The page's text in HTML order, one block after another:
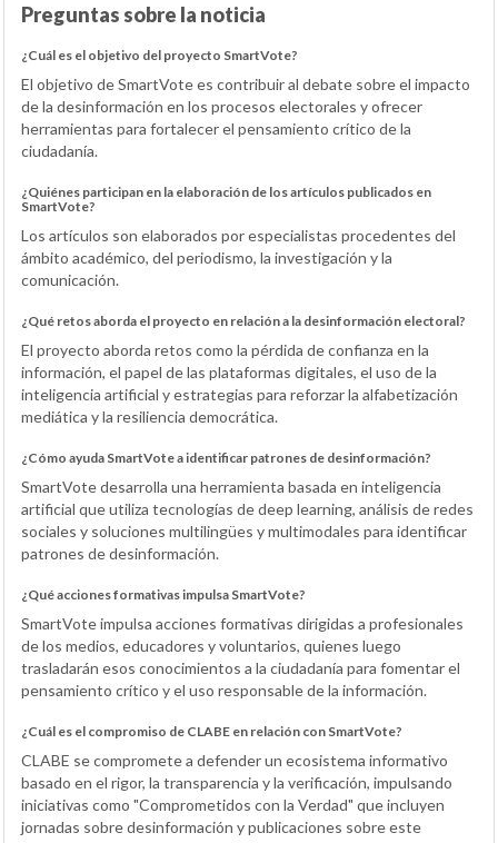
Preguntas sobre la noticia
¿Cuál es el objetivo del proyecto SmartVote?
El objetivo de SmartVote es contribuir al debate sobre el impacto
de la desinformación en los procesos electorales y ofrecer
herramientas para fortalecer el pensamiento crítico de la
ciudadanía.
¿Quiénes participan en la elaboración de los artículos publicados en
SmartVote?
Los artículos son elaborados por especialistas procedentes del
ámbito académico, del periodismo, la investigación y la
comunicación.
¿Qué retos aborda el proyecto en relación a la desinformación electoral?
El proyecto aborda retos como la pérdida de confianza en la
información, el papel de las plataformas digitales, el uso de la
inteligencia artificial y estrategias para reforzar la alfabetización
mediática y la resiliencia democrática.
¿Cómo ayuda SmartVote a identificar patrones de desinformación?
SmartVote desarrolla una herramienta basada en inteligencia
artificial que utiliza tecnologías de deep learning, análisis de redes
sociales y soluciones multilingües y multimodales para identificar
patrones de desinformación.
¿Qué acciones formativas impulsa SmartVote?
SmartVote impulsa acciones formativas dirigidas a profesionales
de los medios, educadores y voluntarios, quienes luego
trasladarán esos conocimientos a la ciudadanía para fomentar el
pensamiento crítico y el uso responsable de la información.
¿Cuál es el compromiso de CLABE en relación con SmartVote?
CLABE se compromete a defender un ecosistema informativo
basado en el rigor, la transparencia y la verificación, impulsando
iniciativas como "Comprometidos con la Verdad" que incluyen
jornadas sobre desinformación y publicaciones sobre este